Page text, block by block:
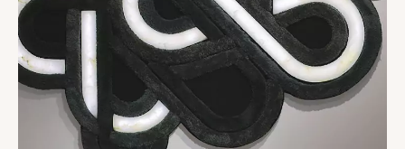
Atelier
Cristal de roche
Edition
Nomade